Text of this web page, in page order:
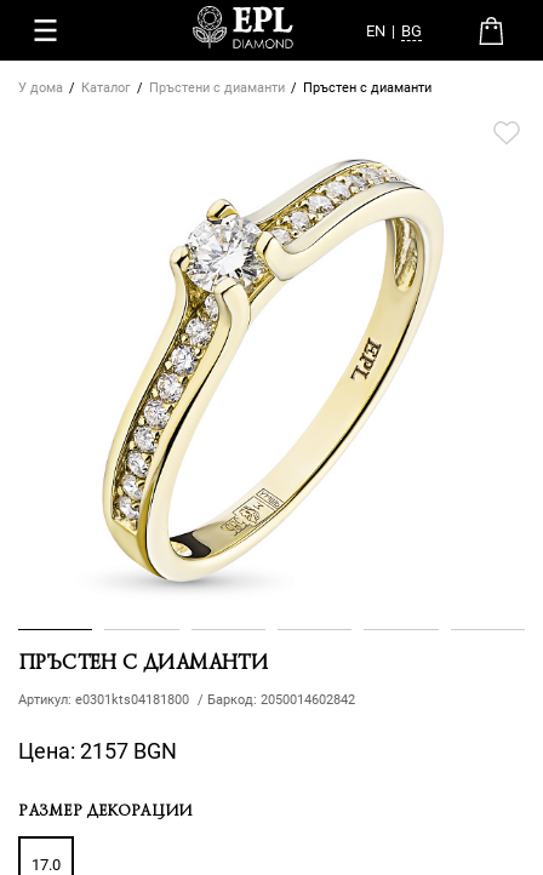
EN | BG
У дома Каталог Пръстени с диаманти Пръстен с диаманти
ПРЪСТЕН С ДИАМАНТИ
Артикул: e0301kts04181800 / Баркод: 2050014602842
Цена: 2157 BGN
РАЗМЕР ДЕКОРАЦИИ
17.0